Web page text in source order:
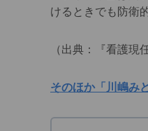
けるときでも防衛
（出典：『看護
そのほか「川嶋み